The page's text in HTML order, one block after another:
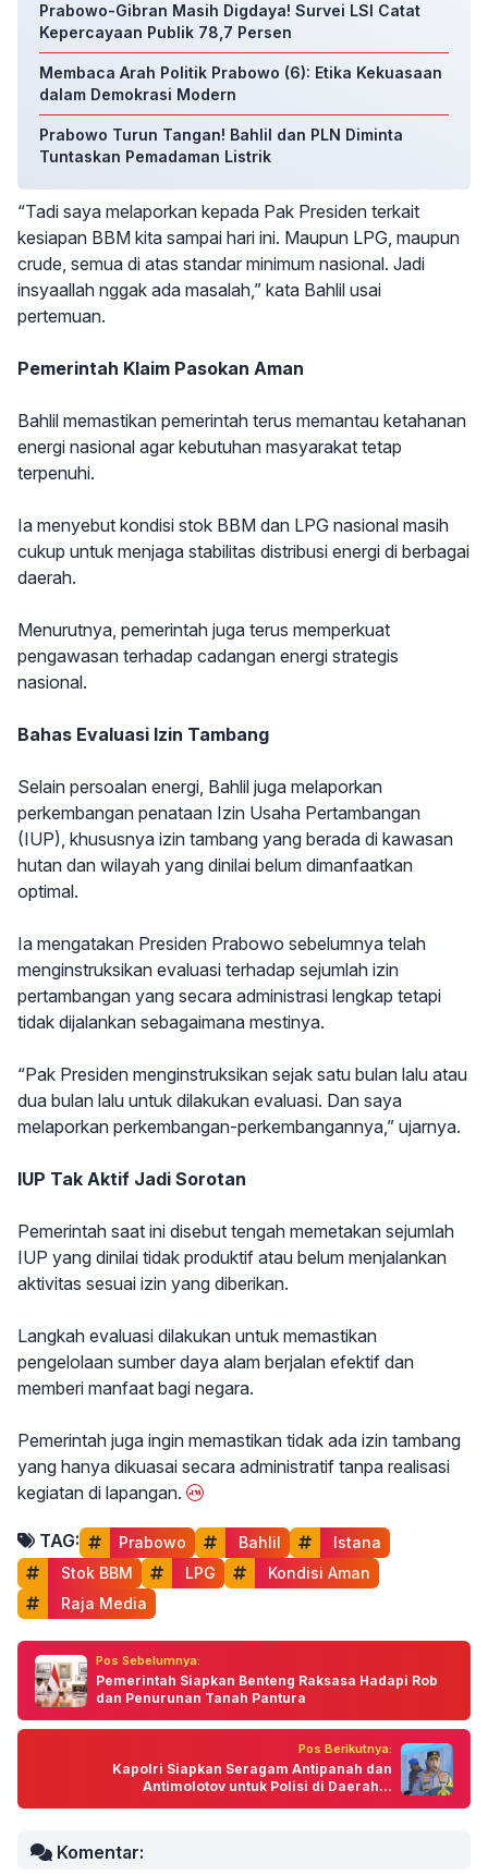
Prabowo-Gibran Masih Digdaya! Survei LSI Catat
Kepercayaan Publik 78,7 Persen
Membaca Arah Politik Prabowo (6): Etika Kekuasaan
dalam Demokrasi Modern
Prabowo Turun Tangan! Bahlil dan PLN Diminta
Tuntaskan Pemadaman Listrik
“Tadi saya melaporkan kepada Pak Presiden terkait
kesiapan BBM kita sampai hari ini. Maupun LPG, maupun
crude, semua di atas standar minimum nasional. Jadi
insyaallah nggak ada masalah,” kata Bahlil usai
pertemuan.
Pemerintah Klaim Pasokan Aman
Bahlil memastikan pemerintah terus memantau ketahanan
energi nasional agar kebutuhan masyarakat tetap
terpenuhi.
Ia menyebut kondisi stok BBM dan LPG nasional masih
cukup untuk menjaga stabilitas distribusi energi di berbagai
daerah.
Menurutnya, pemerintah juga terus memperkuat
pengawasan terhadap cadangan energi strategis
nasional.
Bahas Evaluasi Izin Tambang
Selain persoalan energi, Bahlil juga melaporkan
perkembangan penataan Izin Usaha Pertambangan
(IUP), khususnya izin tambang yang berada di kawasan
hutan dan wilayah yang dinilai belum dimanfaatkan
optimal.
Ia mengatakan Presiden Prabowo sebelumnya telah
menginstruksikan evaluasi terhadap sejumlah izin
pertambangan yang secara administrasi lengkap tetapi
tidak dijalankan sebagaimana mestinya.
“Pak Presiden menginstruksikan sejak satu bulan lalu atau
dua bulan lalu untuk dilakukan evaluasi. Dan saya
melaporkan perkembangan-perkembangannya,” ujarnya.
IUP Tak Aktif Jadi Sorotan
Pemerintah saat ini disebut tengah memetakan sejumlah
IUP yang dinilai tidak produktif atau belum menjalankan
aktivitas sesuai izin yang diberikan.
Langkah evaluasi dilakukan untuk memastikan
pengelolaan sumber daya alam berjalan efektif dan
memberi manfaat bagi negara.
Pemerintah juga ingin memastikan tidak ada izin tambang
yang hanya dikuasai secara administratif tanpa realisasi
kegiatan di lapangan.
TAG: Prabowo Bahlil
Istana
Stok BBM
LPG
Kondisi Aman
Raja Media
Pos Sebelumnya:
Pemerintah Siapkan Benteng Raksasa Hadapi Rob
dan Penurunan Tanah Pantura
Pos Berikutnya:
Kapolri Siapkan Seragam Antipanah dan
Antimolotov untuk Polisi di Daerah...
Komentar: